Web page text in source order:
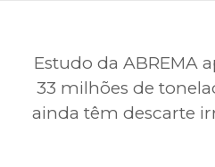
Estudo da ABREMA
33 milhões de
ainda têm descarte